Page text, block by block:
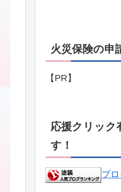
火災保険の申
【PR】
応援クリック
す！
ブ